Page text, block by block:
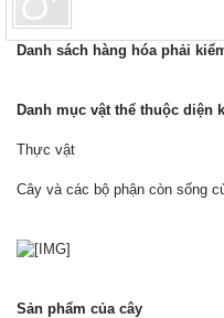
Danh sách hàng hóa phải
Danh mục vật thể thuộc diện
Thực vật
Cây và các bộ phận còn sống
Sản phẩm của cây